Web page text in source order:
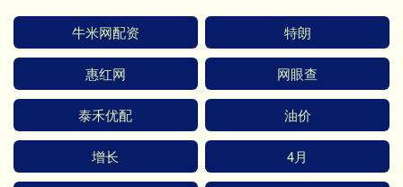
牛米网配资 特朗
惠红网 网眼查
泰禾优配 油价
增长 4月